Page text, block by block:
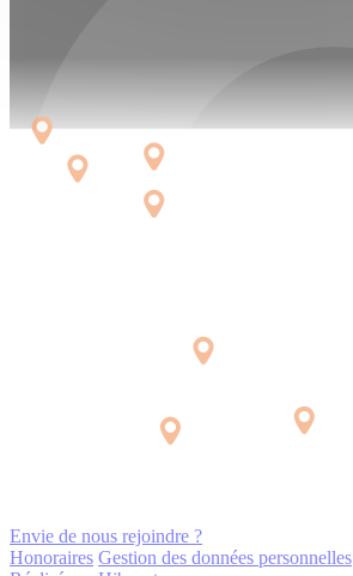
Envie de nous rejoindre ?
Honoraires Gestion des données personnelles